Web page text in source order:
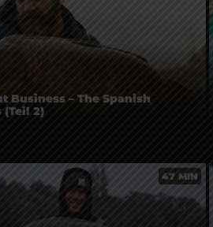
Business – The Spanish
(Teil 2)
47 MIN